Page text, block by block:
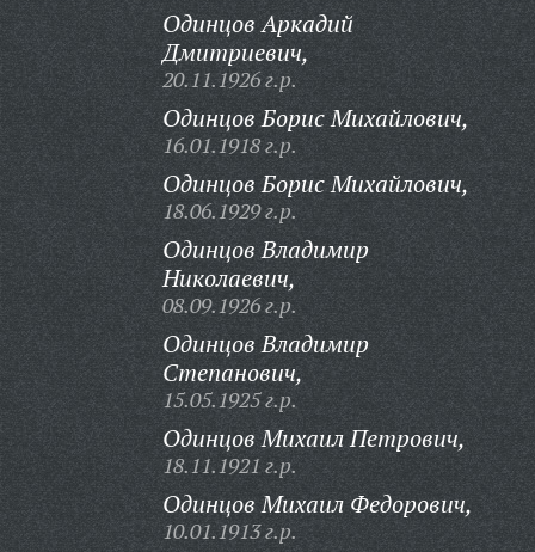
Одинцов Аркадий
Дмитриевич,
20.11.1926 г.р.
Одинцов Борис Михайлович,
16.01.1918 г.р.
Одинцов Борис Михайлович,
18.06.1929 г.р.
Одинцов Владимир
Николаевич,
08.09.1926 г.р.
Одинцов Владимир
Степанович,
15.05.1925 г.р.
Одинцов Михаил Петрович,
18.11.1921 г.р.
Одинцов Михаил Федорович,
10.01.1913 г.р.